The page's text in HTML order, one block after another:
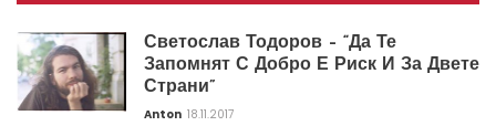
Светослав Тодоров – “Да Те
Запомнят С Добро Е Риск И За Двете
Страни”
Anton 18.11.2017